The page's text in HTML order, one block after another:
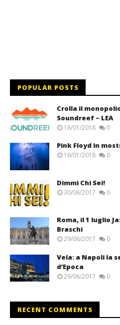
POPULAR POSTS
Crolla il
Soundreef – LEA
16/01/2018 0
Pink Floyd in
16/01/2018 0
Dimmi Chi Sei!
30/06/2017 0
Roma, il 1 luglio
Braschi
29/06/2017 0
Vela: a Napoli la
d’Epoca
29/06/2017 0
RECENT COMMENTS